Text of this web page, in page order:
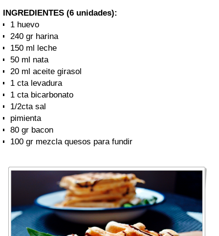
INGREDIENTES (6 unidades):
1 huevo
240 gr harina
150 ml leche
50 ml nata
20 ml aceite girasol
1 cta levadura
1 cta bicarbonato
1/2cta sal
pimienta
80 gr bacon
100 gr mezcla quesos para fundir